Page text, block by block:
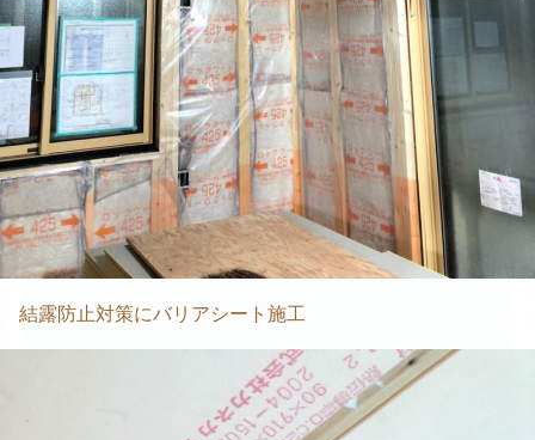
結露防止対策にバリアシート施工